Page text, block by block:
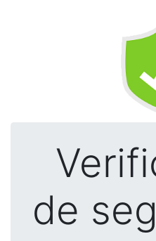
de